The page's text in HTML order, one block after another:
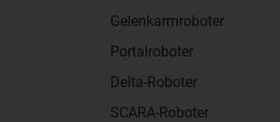
Gelenkarmroboter
Portalroboter
Delta-Roboter
SCARA-Roboter